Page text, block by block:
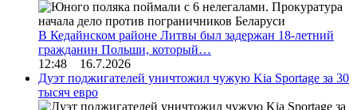
В Кедайнском районе Литвы был задержан 18-летний
гражданин Польши, который…
12:48 16.7.2026
Дуэт поджигателей уничтожил чужую Kia Sportage за 30
тысяч евро